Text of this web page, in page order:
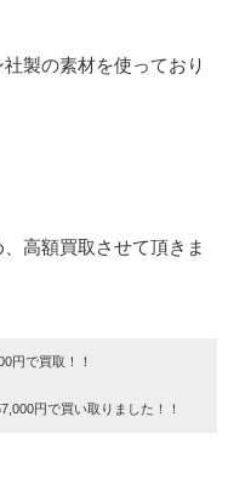
製の素材を使っており
高額買取させて頂きま
円で買取！！
円で買い取りました！！